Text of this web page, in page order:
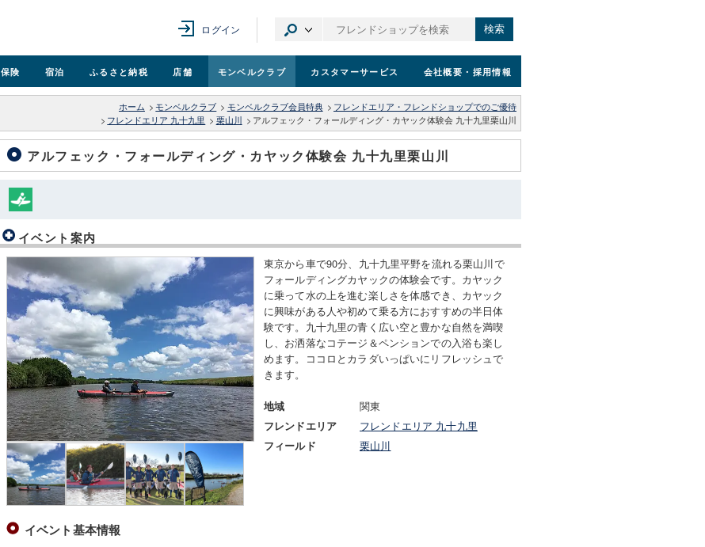
ログイン 検索
保険 宿泊 ふるさと納税 店舗 モンベルクラブ カスタマーサービス 会社概要 ・採用情報
ホーム > モンベルクラブ > モンベルクラブ会員特典 > フレンドエリア・フレンドショップでのご優待
> フレンドエリア 九十九里 > 栗山川 > アルフェック・フォールディング・カヤック体験会 九十九里栗山川
アルフェック・フォールディング・カヤック体験会 九十九里栗山川
イベント案内
東京から車で90分、九十九里平野を流れる栗山川で
フォールディングカヤックの体験会です。カヤック
に乗って水の上を進む楽しさを体感でき、カヤック
に興味がある人や初めて乗る方におすすめの半日体
験です。九十九里の青く広い空と豊かな自然を満喫
し、お洒落なコテージ＆ペンションでの入浴も楽し
めます。ココロとカラダいっぱいにリフレッシュで
きます。
地域 関東
フレンドエリア フレンドエリア 九十九里
フィールド 栗山川
イベント基本情報